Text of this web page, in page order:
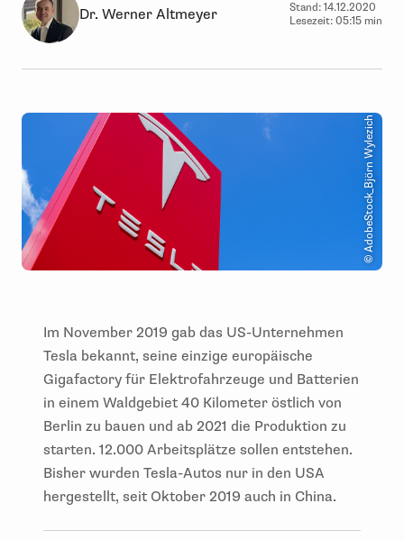
Dr. Werner Altmeyer Stand: 14.12.2020
Lesezeit: 05:15 min
© AdobeStock_Björn Wylezich
Im November 2019 gab das US-Unternehmen
Tesla bekannt, seine einzige europäische
Gigafactory für Elektrofahrzeuge und Batterien
in einem Waldgebiet 40 Kilometer östlich von
Berlin zu bauen und ab 2021 die Produktion zu
starten. 12.000 Arbeitsplätze sollen entstehen.
Bisher wurden Tesla-Autos nur in den USA
hergestellt, seit Oktober 2019 auch in China.